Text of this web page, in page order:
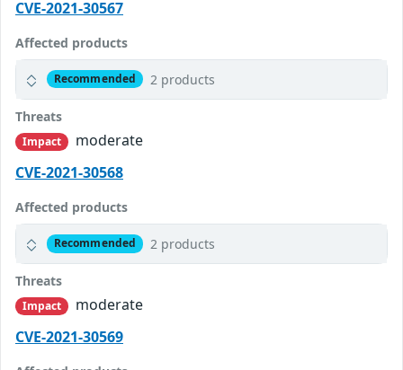
CVE-2021-30567
Affected products
Recommended 2 products
Threats
Impact
moderate
CVE-2021-30568
Affected products
Recommended 2 products
Threats
Impact
moderate
CVE-2021-30569